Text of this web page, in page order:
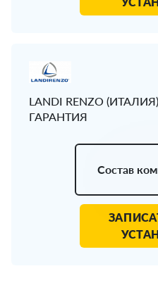
LANDI RENZO
ГАРАНТИЯ
Состав